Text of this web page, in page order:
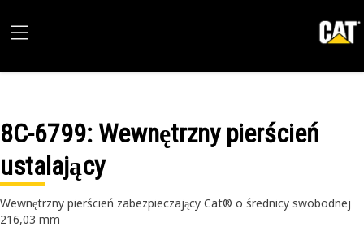
8C-6799: Wewnętrzny pierścień
ustalający
Wewnętrzny pierścień zabezpieczający Cat® o średnicy swobodnej
216,03 mm